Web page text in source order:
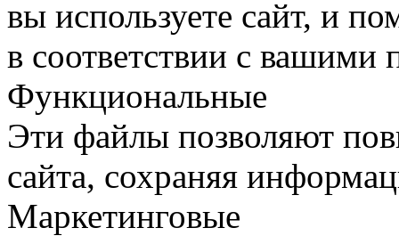
вы используете сайт, и
в соответствии с вашими
Функциональные
Эти файлы позволяют
сайта, сохраняя
Маркетинговые